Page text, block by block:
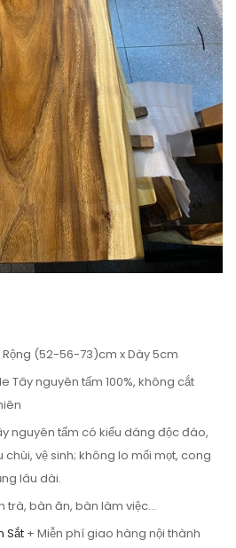
Rộng (52-56-73)cm x Dày 5cm
Tây nguyên tấm 100%, không cắt
nguyên tấm có kiểu dáng độc đáo,
vệ sinh; không lo mối mọt, cong
lâu dài.
trà, bàn ăn, bàn làm việc…
Sắt + Miễn phí giao hàng nội thành